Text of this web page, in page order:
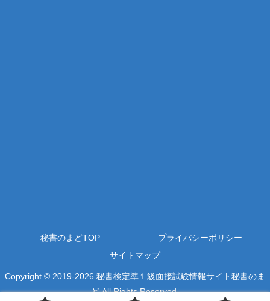
秘書のまどTOP
プライバシーポリシー
サイトマップ
Copyright © 2019-2026 秘書検定準１級面接試験情報サイト秘書のま
ど All Rights Reserved.